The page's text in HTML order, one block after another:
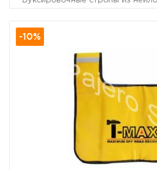
практически неизбежных при
при движении, но и извлечь
автомобиль без вреда как для
автомобиля, так и для тягача.
народе эти стропы прозвали
следует помнить, что при
специальной динамической
неподготовленный для
автомобиль и нанести увечья
Разрывная нагрузка - 8 тонн.
Ширина - 6 см.
Длина - 9 метров.
-10%